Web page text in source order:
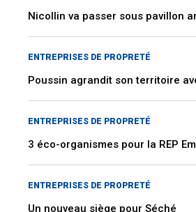
Nicollin va passer sous pavillon
ENTREPRISES DE PROPRETÉ
Poussin agrandit son territoire
ENTREPRISES DE PROPRETÉ
3 éco-organismes pour la REP
ENTREPRISES DE PROPRETÉ
Un nouveau siège pour Séché